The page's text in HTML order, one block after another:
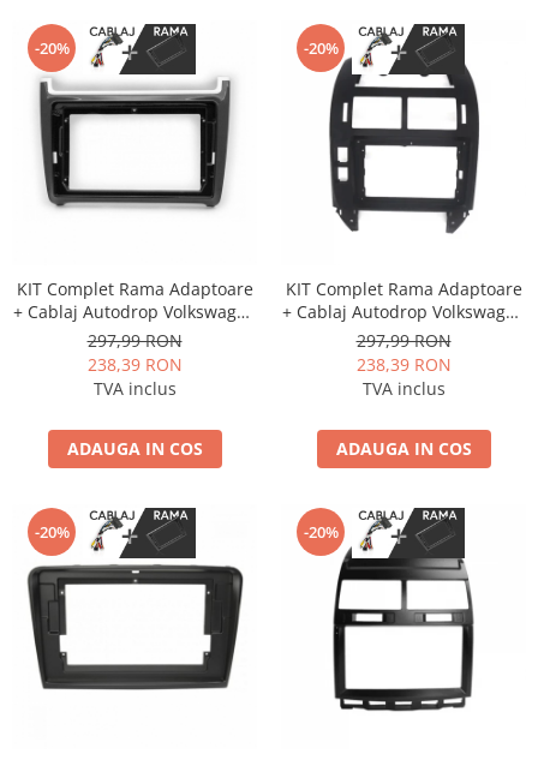
-20%
KIT Complet Rama Adaptoare
+ Cablaj Autodrop Volkswagen
Polo (2012-2016) pentru
Navigatie Multimedia Android
9 inch
297,99 RON
238,39 RON
TVA inclus
ADAUGA IN COS
-20%
KIT Complet Rama Adaptoare
+ Cablaj Autodrop Volkswagen
Polo (2004-2010) pentru
Navigatie Multimedia Android
9 inch
297,99 RON
238,39 RON
TVA inclus
ADAUGA IN COS
-20% -20%